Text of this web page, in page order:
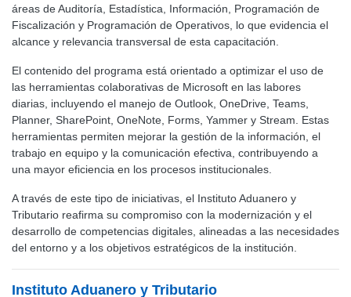
áreas de Auditoría, Estadística, Información, Programación de
Fiscalización y Programación de Operativos, lo que evidencia el
alcance y relevancia transversal de esta capacitación.
El contenido del programa está orientado a optimizar el uso de
las herramientas colaborativas de Microsoft en las labores
diarias, incluyendo el manejo de Outlook, OneDrive, Teams,
Planner, SharePoint, OneNote, Forms, Yammer y Stream. Estas
herramientas permiten mejorar la gestión de la información, el
trabajo en equipo y la comunicación efectiva, contribuyendo a
una mayor eficiencia en los procesos institucionales.
A través de este tipo de iniciativas, el Instituto Aduanero y
Tributario reafirma su compromiso con la modernización y el
desarrollo de competencias digitales, alineadas a las necesidades
del entorno y a los objetivos estratégicos de la institución.
Instituto Aduanero y Tributario